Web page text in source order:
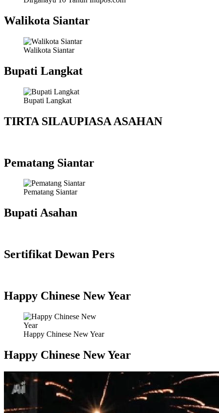
Walikota Siantar
Walikota Siantar
Bupati Langkat
Bupati Langkat
TIRTA SILAUPIASA ASAHAN
Pematang Siantar
Pematang Siantar
Bupati Asahan
Sertifikat Dewan Pers
Happy Chinese New Year
Happy Chinese New Year
Happy Chinese New Year